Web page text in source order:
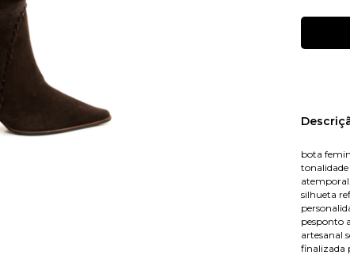
E-mail
Celular
bota
silhueta
pesponto
artesanal
finalizada